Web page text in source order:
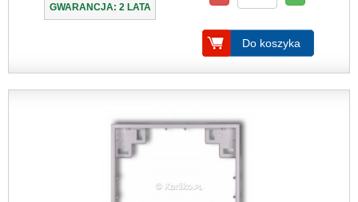
GWARANCJA: 2 LATA
Do koszyka